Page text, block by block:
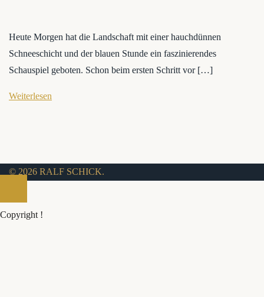
Heute Morgen hat die Landschaft mit einer hauchdünnen
Schneeschicht und der blauen Stunde ein faszinierendes
Schauspiel geboten. Schon beim ersten Schritt vor […]
Weiterlesen
© 2026 RALF SCHICK.
Copyright !